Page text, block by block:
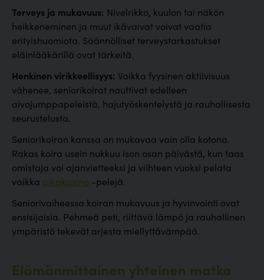
Terveys ja mukavuus: Nivelrikko, kuulon tai näkön
heikkeneminen ja muut ikävaivat voivat vaatia
erityishuomiota. Säännölliset terveystarkastukset
eläinlääkärillä ovat tärkeitä.
Henkinen virikkeellisyys: Vaikka fyysinen aktiivisuus
vähenee, seniorikoirat nauttivat edelleen
aivojumppapeleistä, hajutyöskentelystä ja rauhallisesta
seurustelusta.
Seniorikoiran kanssa on mukavaa vain olla kotona.
Rakas koira usein nukkuu ison osan päivästä, kun taas
omistaja voi ajanvietteeksi ja viihteen vuoksi pelata
vaikka pikakasino -pelejä.
Seniorivaiheessa koiran mukavuus ja hyvinvointi ovat
ensisijaisia. Pehmeä peti, riittävä lämpö ja rauhallinen
ympäristö tekevät arjesta miellyttävämpää.
Elämänmittainen yhteinen matka